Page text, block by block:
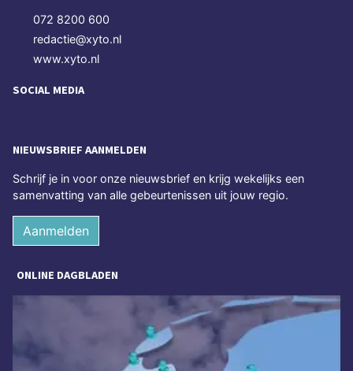
072 8200 600
redactie@xyto.nl
www.xyto.nl
SOCIAL MEDIA
NIEUWSBRIEF AANMELDEN
Schrijf je in voor onze nieuwsbrief en krijg wekelijks een
samenvatting van alle gebeurtenissen uit jouw regio.
Aanmelden
ONLINE DAGBLADEN